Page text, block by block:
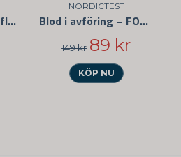
Snabbtest för halsfluss 3-pack
NORDICTEST
Blod i avföring – FOB-test
149 kr 89 kr
KÖP NU